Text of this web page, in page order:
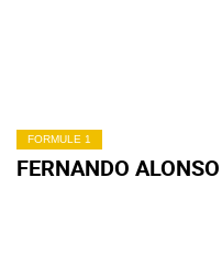
FORMULE 1
FERNANDO